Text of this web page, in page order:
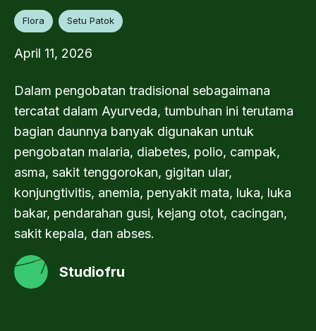
Flora Setu Patok
April 11, 2026
Dalam pengobatan tradisional sebagaimana
tercatat dalam Ayurveda, tumbuhan ini terutama
bagian daunnya banyak digunakan untuk
pengobatan malaria, diabetes, polio, campak,
asma, sakit tenggorokan, gigitan ular,
konjungtivitis, anemia, penyakit mata, luka, luka
bakar, pendarahan gusi, kejang otot, cacingan,
sakit kepala, dan abses.
Studiofru